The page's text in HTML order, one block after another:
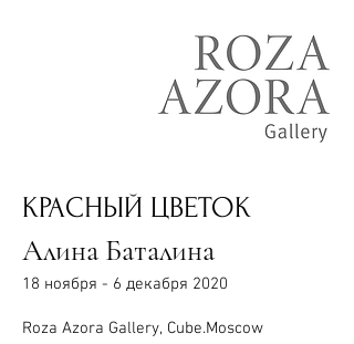
КРАСНЫЙ ЦВЕТОК
Алина Баталина
18 ноября - 6 декабря 2020
Roza Azora Gallery, Cube.Moscow